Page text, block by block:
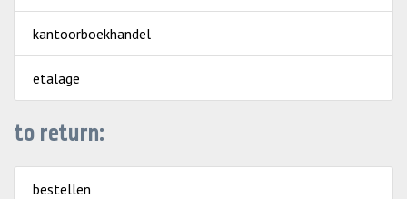
kantoorboekhandel
etalage
to return:
bestellen